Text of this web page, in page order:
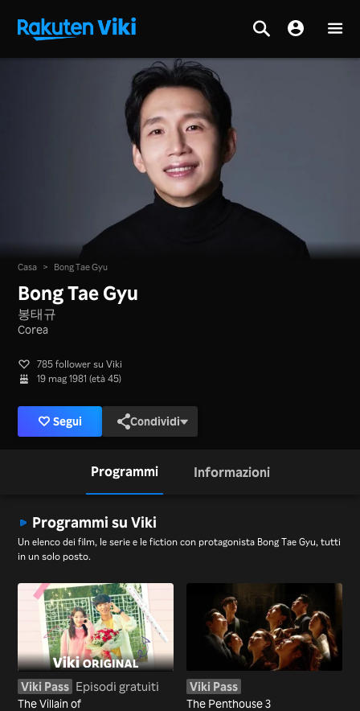
Casa > Bong Tae Gyu
Bong Tae Gyu
봉태규
Corea
785 follower su Viki
19 mag 1981 (età 45)
Segui Condividi
Programmi Informazioni
Programmi su Viki
Un elenco dei film, le serie e le fiction con protagonista Bong Tae Gyu, tutti
in un solo posto.
Viki Pass Episodi gratuiti
The Villain of
Viki Pass
The Penthouse 3